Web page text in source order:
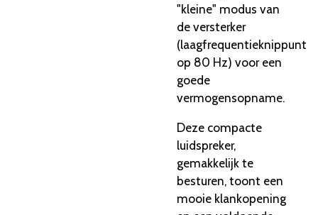
"kleine" modus van
de versterker
(laagfrequentieknippunt
op 80 Hz) voor een
goede
vermogensopname.
Deze compacte
luidspreker,
gemakkelijk te
besturen, toont een
mooie klankopening